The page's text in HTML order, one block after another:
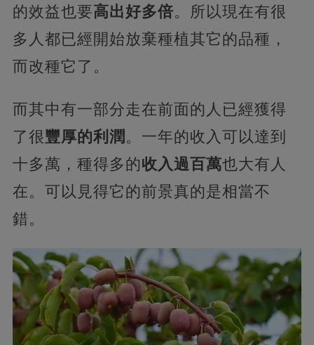
的效益也要高出好多倍。所以現在有很
多人都已經開始放棄種植其它的品種，
而改種它了。
而其中有一部分走在前面的人已經獲得
了很豐厚的利潤 。一年的收入可以達到
十多萬，種得多的收入過百萬也大有人
在。可以見得它的前景真的是相當不
錯。